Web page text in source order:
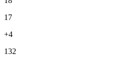
17
+4
132